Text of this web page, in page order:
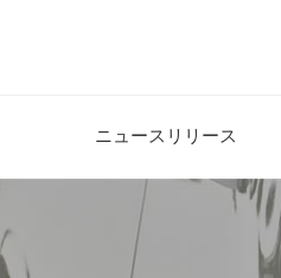
ニュースリリース